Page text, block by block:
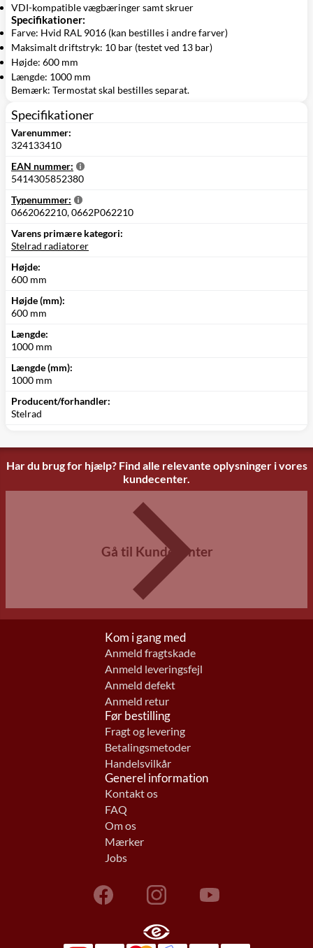
VDI-kompatible vægbæringer samt skruer
Specifikationer:
Farve: Hvid RAL 9016 (kan bestilles i andre farver)
Maksimalt driftstryk: 10 bar (testet ved 13 bar)
Højde: 600 mm
Længde: 1000 mm
Bemærk: Termostat skal bestilles separat.
Specifikationer
Varenummer:
324133410
EAN nummer:
5414305852380
Typenummer:
0662062210, 0662P062210
Varens primære kategori:
Stelrad radiatorer
Højde:
600 mm
Højde (mm):
600 mm
Længde:
1000 mm
Længde (mm):
1000 mm
Producent/forhandler:
Stelrad
Har du brug for hjælp? Find alle relevante oplysninger i vores
kundecenter.
Gå til Kundecenter
Kom i gang med
Anmeld fragtskade
Anmeld leveringsfejl
Anmeld defekt
Anmeld retur
Før bestilling
Fragt og levering
Betalingsmetoder
Handelsvilkår
Generel information
Kontakt os
FAQ
Om os
Mærker
Jobs